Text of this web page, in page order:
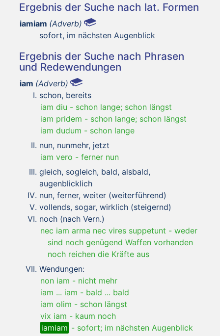
Ergebnis der Suche nach lat. Formen
iamiam (Adverb)
sofort, im nächsten Augenblick
Ergebnis der Suche nach Phrasen
und Redewendungen
iam (Adverb)
schon, bereits
iam diu - schon lange; schon längst
iam pridem - schon lange; schon längst
iam dudum - schon lange
nun, nunmehr, jetzt
iam vero - ferner nun
gleich, sogleich, bald, alsbald,
augenblicklich
nun, ferner, weiter (weiterführend)
vollends, sogar, wirklich (steigernd)
noch (nach Vern.)
nec iam arma nec vires suppetunt - weder
sind noch genügend Waffen vorhanden
noch reichen die Kräfte aus
Wendungen:
non iam - nicht mehr
iam ... iam - bald ... bald
iam olim - schon längst
vix iam - kaum noch
iamiam - sofort; im nächsten Augenblick